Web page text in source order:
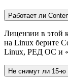
Работает ли
Лицензии в этой
на Linux берите
Linux, РЕД ОС и
Не снимут ли 15-